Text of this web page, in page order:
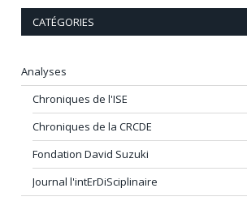
CATÉGORIES
Analyses
Chroniques de l'ISE
Chroniques de la CRCDE
Fondation David Suzuki
Journal l'intErDiSciplinaire